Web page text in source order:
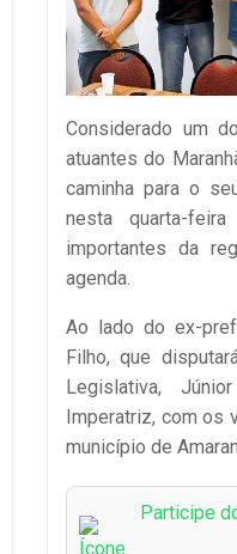
Considerado um
atuantes do
caminha para o
nesta quarta-
importantes da
agenda.
Ao lado do ex-
Filho, que
Legislativa,
Imperatriz, com os
município de
Participe